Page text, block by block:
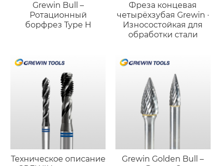
Grewin Bull –
Ротационный
борфрез Type H
Фреза концевая
четырёхзубая Grewin ·
Износостойкая для
обработки стали
Техническое описание
Grewin Golden Bull –